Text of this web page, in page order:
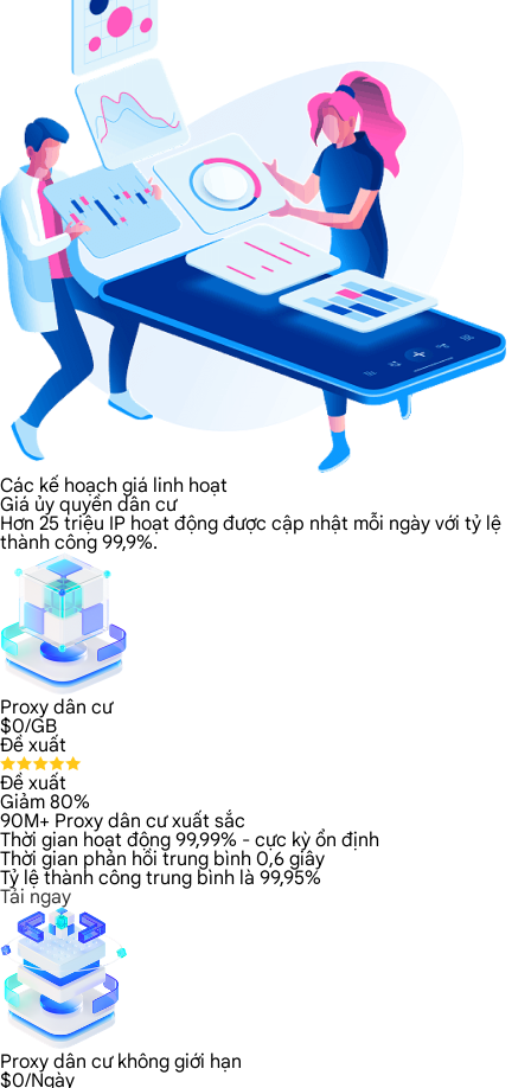
Các kế hoạch giá linh hoạt
Giá ủy quyền dân cư
Hơn 25 triệu IP hoạt động được cập nhật mỗi ngày với tỷ lệ
thành công 99,9%.
Proxy dân cư
$0/GB
Đề xuất
Đề xuất
Giảm 80%
90M+ Proxy dân cư xuất sắc
Thời gian hoạt động 99,99% - cực kỳ ổn định
Thời gian phản hồi trung bình 0,6 giây
Tỷ lệ thành công trung bình là 99,95%
Tải ngay
Proxy dân cư không giới hạn
$0/Ngày